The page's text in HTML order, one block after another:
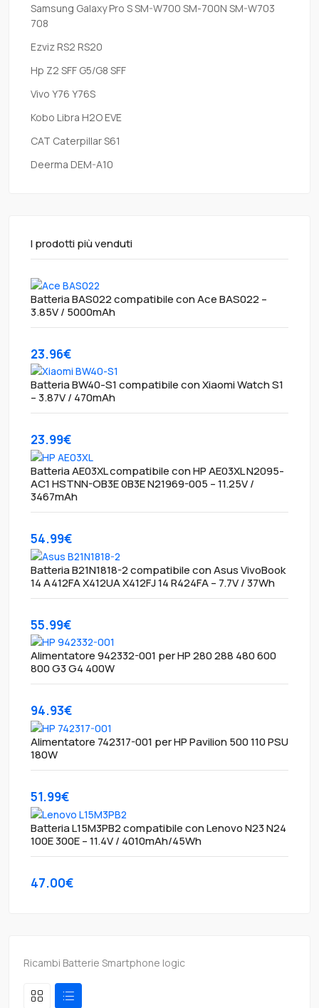
Samsung Galaxy Pro S SM-W700 SM-700N SM-W703
708
Ezviz RS2 RS20
Hp Z2 SFF G5/G8 SFF
Vivo Y76 Y76S
Kobo Libra H2O EVE
CAT Caterpillar S61
Deerma DEM-A10
I prodotti più venduti
Batteria BAS022 compatibile con Ace BAS022 –
3.85V / 5000mAh
23.96€
Batteria BW40-S1 compatibile con Xiaomi Watch S1
– 3.87V / 470mAh
23.99€
Batteria AE03XL compatibile con HP AE03XL N2095-
AC1 HSTNN-OB3E 0B3E N21969-005 – 11.25V /
3467mAh
54.99€
Batteria B21N1818-2 compatibile con Asus VivoBook
14 A412FA X412UA X412FJ 14 R424FA – 7.7V / 37Wh
55.99€
Alimentatore 942332-001 per HP 280 288 480 600
800 G3 G4 400W
94.93€
Alimentatore 742317-001 per HP Pavilion 500 110 PSU
180W
51.99€
Batteria L15M3PB2 compatibile con Lenovo N23 N24
100E 300E – 11.4V / 4010mAh/45Wh
47.00€
Ricambi Batterie Smartphone logic